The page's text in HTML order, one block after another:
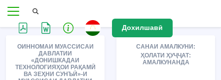
Дохилшавӣ
ОИННОМАИ МУАССИСАИ
ДАВЛАТИИ
«ДОНИШКАДАИ
ТЕХНОЛОГИЯҲОИ РАҚАМӢ
ВА ЗЕҲНИ СУНЪӢ»-И
САНАИ АМАЛКУНИ:
ҲОЛАТИ ҲУҶҶАТ:
АМАЛКУНАНДА